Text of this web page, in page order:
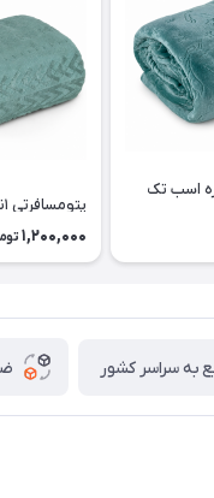
۱نفره اسب تک
پتومسافرتی ۱نفره طرح زیگزاگی
1,200,000
به سراسر کشور